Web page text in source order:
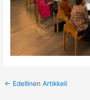
← Edellinen Artikkeli